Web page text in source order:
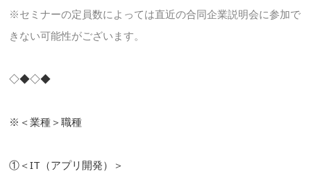
※セミナーの定員数によっては直近の合同企業説明会に参加で
きない可能性がございます。
◇◆◇◆
※＜業種＞職種
①＜IT（アプリ開発）＞